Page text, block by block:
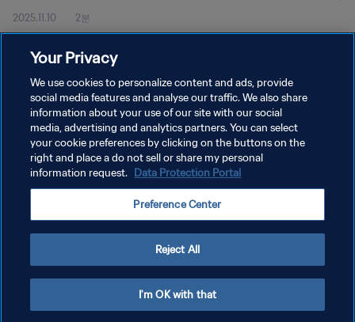
2025.11.10 2분
는 잠비아와 브라질 하이라이트 시청하기.
개인정보 보호정책
쿠키 기본 설정 관리
Copyright © 1994 - 2026 FIFA. All rights reserved.
Your Privacy
We use cookies to personalize content and ads, provide
social media features and analyse our traffic. We also share
information about your use of our site with our social
media, advertising and analytics partners. You can select
your cookie preferences by clicking on the buttons on the
right and place a do not sell or share my personal
information request. Data Protection Portal
Preference Center
Reject All
I'm OK with that